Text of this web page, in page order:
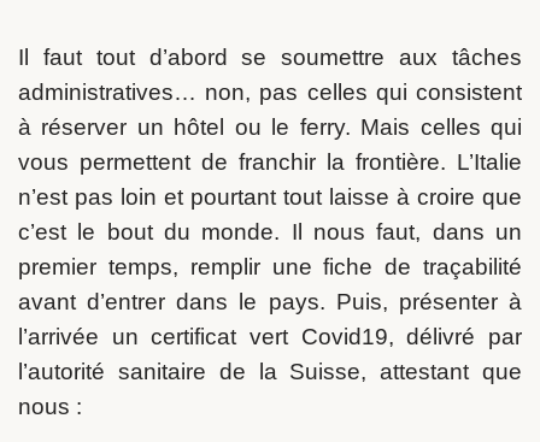
Il faut tout d’abord se soumettre aux tâches
administratives… non, pas celles qui consistent
à réserver un hôtel ou le ferry. Mais celles qui
vous permettent de franchir la frontière. L’Italie
n’est pas loin et pourtant tout laisse à croire que
c’est le bout du monde. Il nous faut, dans un
premier temps, remplir une fiche de traçabilité
avant d’entrer dans le pays. Puis, présenter à
l’arrivée un certificat vert Covid19, délivré par
l’autorité sanitaire de la Suisse, attestant que
nous :